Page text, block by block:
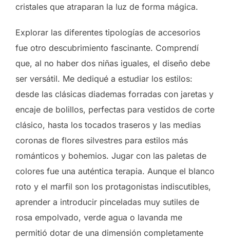
cristales que atraparan la luz de forma mágica.
Explorar las diferentes tipologías de accesorios
fue otro descubrimiento fascinante. Comprendí
que, al no haber dos niñas iguales, el diseño debe
ser versátil. Me dediqué a estudiar los estilos:
desde las clásicas diademas forradas con jaretas y
encaje de bolillos, perfectas para vestidos de corte
clásico, hasta los tocados traseros y las medias
coronas de flores silvestres para estilos más
románticos y bohemios. Jugar con las paletas de
colores fue una auténtica terapia. Aunque el blanco
roto y el marfil son los protagonistas indiscutibles,
aprender a introducir pinceladas muy sutiles de
rosa empolvado, verde agua o lavanda me
permitió dotar de una dimensión completamente